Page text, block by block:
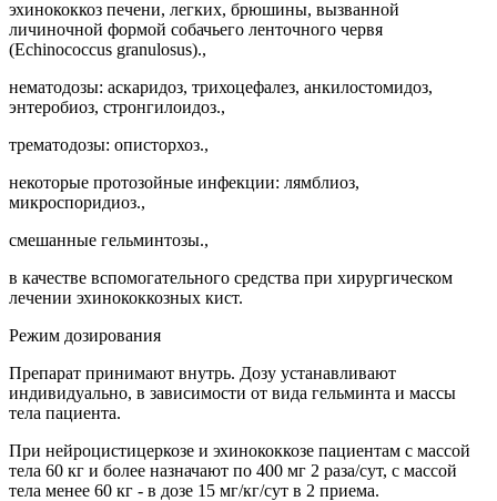
эхинококкоз печени, легких, брюшины, вызванной
личиночной формой собачьего ленточного червя
(Echinococcus granulosus).,
нематодозы: аскаридоз, трихоцефалез, анкилостомидоз,
энтеробиоз, стронгилоидоз.,
трематодозы: описторхоз.,
некоторые протозойные инфекции: лямблиоз,
микроспоридиоз.,
смешанные гельминтозы.,
в качестве вспомогательного средства при хирургическом
лечении эхинококкозных кист.
Режим дозирования
Препарат принимают внутрь. Дозу устанавливают
индивидуально, в зависимости от вида гельминта и массы
тела пациента.
При нейроцистицеркозе и эхинококкозе пациентам с массой
тела 60 кг и более назначают по 400 мг 2 раза/сут, с массой
тела менее 60 кг - в дозе 15 мг/кг/сут в 2 приема.